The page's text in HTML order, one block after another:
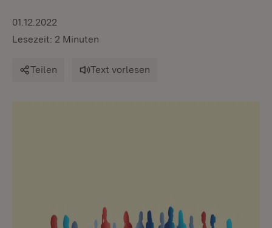
01.12.2022
Lesezeit: 2 Minuten
Teilen Text vorlesen